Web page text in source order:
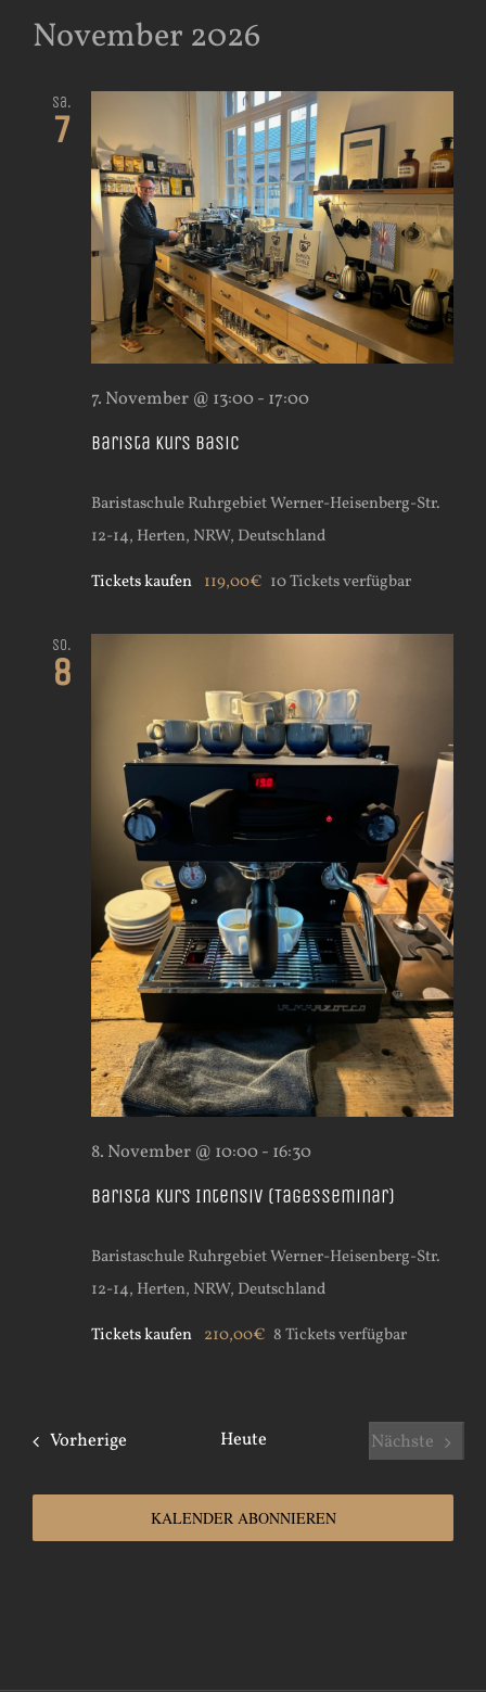
November 2026
Sa.
7
Barista Kurs Basic
7. November @ 13:00- 17:00
Baristaschule RuhrgebietWerner-Heisenberg-Str.
12-14, Herten, NRW, Deutschland
Tickets kaufen 119,00€ 10 Tickets verfügbar
So.
8
Barista Kurs Intensiv (Tagesseminar)
8. November @ 10:00- 16:30
Baristaschule RuhrgebietWerner-Heisenberg-Str.
12-14, Herten, NRW, Deutschland
Tickets kaufen 210,00€ 8 Tickets verfügbar
VorherigeVeranstaltungen
Heute
Nächste
KALENDER ABONNIEREN